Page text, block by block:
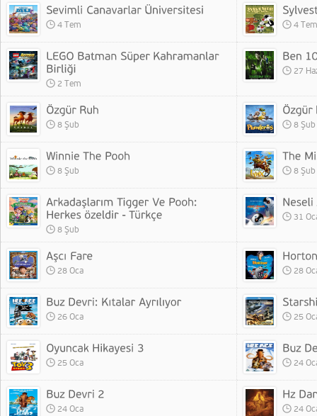
4 Tem 4 Tem
2 Tem
27
8 Şub 8 Şub
8 Şub 8 Şub
8 Şub
31
28 Oca 28
26 Oca 25
25 Oca 24
24 Oca 24